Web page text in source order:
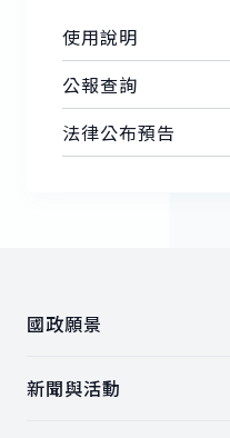
使用說明
公報查詢
法律公布預告
國政願景
新聞與活動